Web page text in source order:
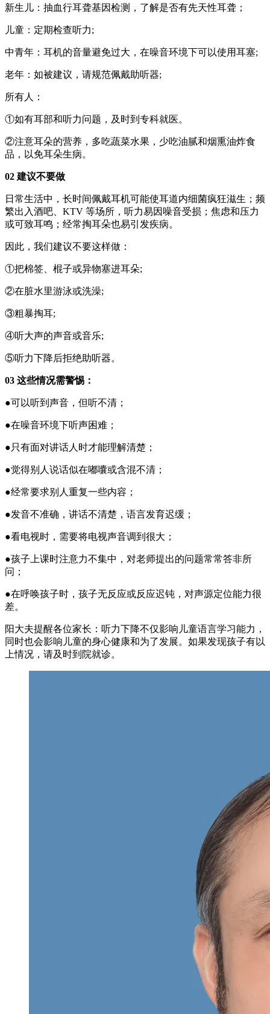
新生儿：抽血行耳聋基因检测，了解是否有先天性耳聋；
儿童：定期检查听力;
中青年：耳机的音量避免过大，在噪音环境下可以使用耳塞;
老年：如被建议，请规范佩戴助听器;
所有人：
①如有耳部和听力问题，及时到专科就医。
②注意耳朵的营养，多吃蔬菜水果，少吃油腻和烟熏油炸食
品，以免耳朵生病。
02 建议不要做
日常生活中，长时间佩戴耳机可能使耳道内细菌疯狂滋生；频
繁出入酒吧、KTV 等场所，听力易因噪音受损；焦虑和压力
或可致耳鸣；经常掏耳朵也易引发疾病。
因此，我们建议不要这样做：
①把棉签、棍子或异物塞进耳朵;
②在脏水里游泳或洗澡;
③粗暴掏耳;
④听大声的声音或音乐;
⑤听力下降后拒绝助听器。
03 这些情况需警惕：
●可以听到声音，但听不清；
●在噪音环境下听声困难；
●只有面对讲话人时才能理解清楚；
●觉得别人说话似在嘟囔或含混不清；
●经常要求别人重复一些内容；
●发音不准确，讲话不清楚，语言发育迟缓；
●看电视时，需要将电视声音调到很大；
●孩子上课时注意力不集中，对老师提出的问题常常答非所
问；
●在呼唤孩子时，孩子无反应或反应迟钝，对声源定位能力很
差。
阳大夫提醒各位家长：听力下降不仅影响儿童语言学习能力，
同时也会影响儿童的身心健康和为了发展。如果发现孩子有以
上情况，请及时到院就诊。